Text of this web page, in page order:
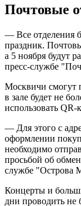
Почтовые
— Все отделения
праздник.
а 5 ноября будут
пресс-службе
Москвичи смогут
в зале будет не
использовать
— Для этого с
оформлении
необходимо
просьбой об
службе "Острова
Концерты и
дни проводить не